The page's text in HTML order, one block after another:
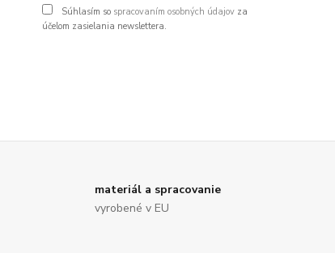
Súhlasím so spracovaním osobných údajov za
účelom zasielania newslettera.
materiál a spracovanie
vyrobené v EU